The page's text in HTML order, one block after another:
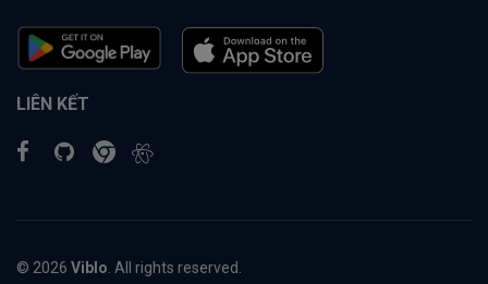
LIÊN KẾT
© 2026 Viblo . All rights reserved.